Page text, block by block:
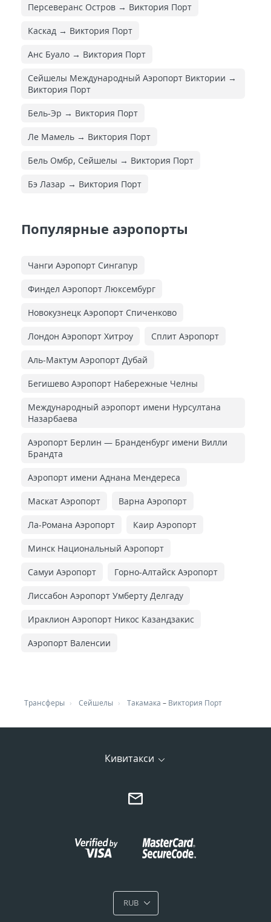
Персеверанс Остров → Виктория Порт
Каскад → Виктория Порт
Анс Буало → Виктория Порт
Сейшелы Международный Аэропорт Виктории →
Виктория Порт
Бель-Эр → Виктория Порт
Ле Мамель → Виктория Порт
Бель Омбр, Сейшелы → Виктория Порт
Бэ Лазар → Виктория Порт
Популярные аэропорты
Чанги Аэропорт Сингапур
Финдел Аэропорт Люксембург
Новокузнецк Аэропорт Спиченково
Лондон Аэропорт Хитроу Сплит Аэропорт
Аль-Мактум Аэропорт Дубай
Бегишево Аэропорт Набережные Челны
Международный аэропорт имени Нурсултана
Назарбаева
Аэропорт Берлин — Бранденбург имени Вилли
Брандта
Аэропорт имени Аднана Мендереса
Маскат Аэропорт Варна Аэропорт
Ла-Романа Аэропорт Каир Аэропорт
Минск Национальный Аэропорт
Самуи Аэропорт Горно-Алтайск Аэропорт
Лиссабон Аэропорт Умберту Делгаду
Ираклион Аэропорт Никос Казандзакис
Аэропорт Валенсии
Трансферы Сейшелы Такамака – Виктория Порт
Кивитакси
RUB